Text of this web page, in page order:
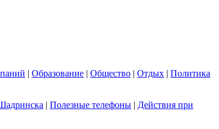
| Образование | Общество | Отдых | Политика
| Полезные телефоны | Действия при